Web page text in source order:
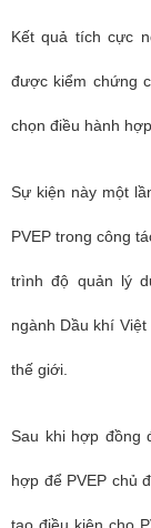
Kết quả tích cực
được kiểm chứng
chọn điều hành
Sự kiện này một
PVEP trong công
trình độ quản lý
ngành Dầu khí
thế giới.
Sau khi hợp đồng
hợp để PVEP chủ
tạo điều kiện cho